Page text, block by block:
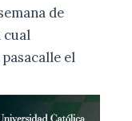
de
cual
el